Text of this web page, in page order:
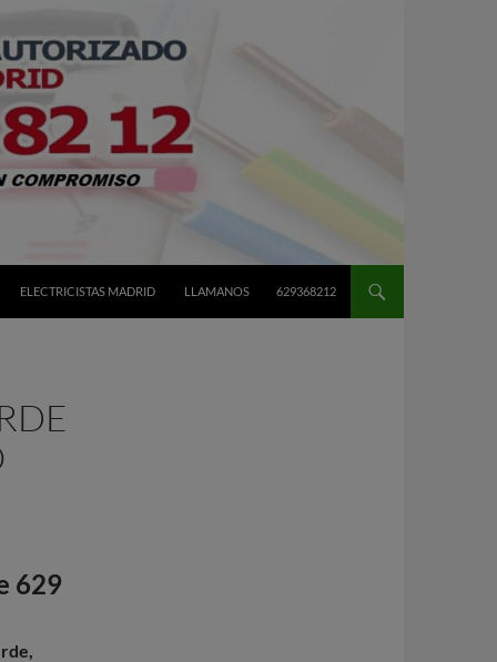
ELECTRICISTAS MADRID LLAMANOS 629368212
629